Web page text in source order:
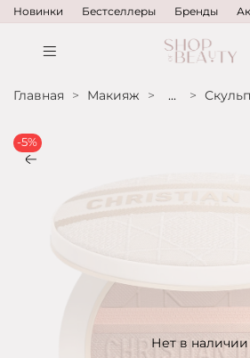
Новинки Бестселлеры Бренды
Главная Макияж ...
Нет в наличии
-5%